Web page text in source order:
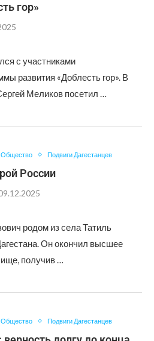
гор»
с участниками
развития «Доблесть гор». В
Меликов посетил …
Общество Подвиги Дагестанцев
России
родом из села Татиль
Он окончил высшее
получив …
Общество Подвиги Дагестанцев